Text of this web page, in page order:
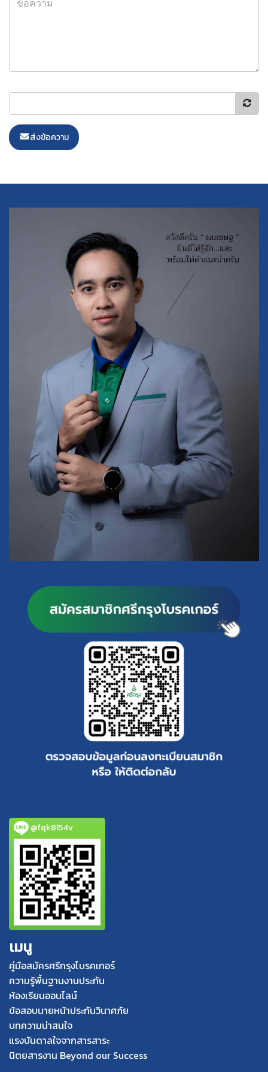
ส่งข้อความ
@fqk8154v
เมนู
คู่มือสมัครศรีกรุงโบรคเกอร์
ความรู้พื้นฐานงานประกัน
ห้องเรียนออนไลน์
ข้อสอบนายหน้าประกันวินาศภัย
บทความน่าสนใจ
แรงบันดาลใจจากสารสาระ
นิตยสารงาน Beyond our Success